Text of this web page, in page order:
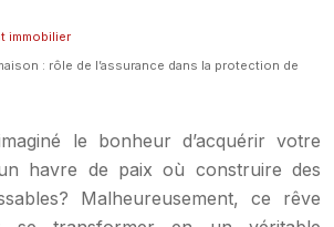
immobilier
: rôle de l’assurance dans la protection de
le bonheur d’acquérir votre
havre de paix où construire des
Malheureusement, ce rêve